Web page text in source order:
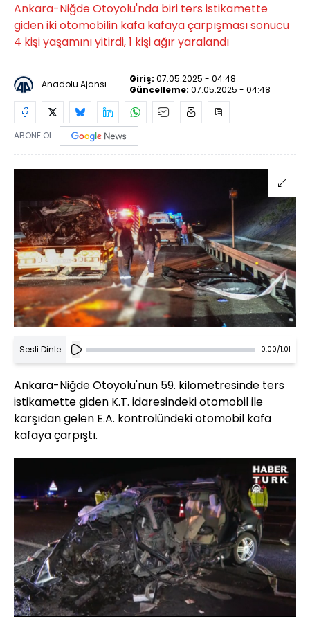
Ankara-Niğde Otoyolu'nda biri ters istikamette
giden iki otomobilin kafa kafaya çarpışması sonucu
4 kişi yaşamını yitirdi, 1 kişi ağır yaralandı
Anadolu Ajansı Giriş: 07.05.2025 - 04:48
Güncelleme: 07.05.2025 - 04:48
ABONE OL
Sesli Dinle 0:00/1:01
Ankara-Niğde Otoyolu'nun 59. kilometresinde ters
istikamette giden K.T. idaresindeki otomobil ile
karşıdan gelen E.A. kontrolündeki otomobil kafa
kafaya çarpıştı.
Sesi
Aç
Yüklendi:
25.23%
Hızı